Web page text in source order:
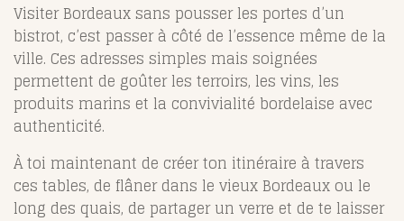
Visiter Bordeaux sans pousser les portes d’un
bistrot, c’est passer à côté de l’essence même de la
ville. Ces adresses simples mais soignées
permettent de goûter les terroirs, les vins, les
produits marins et la convivialité bordelaise avec
authenticité.
À toi maintenant de créer ton itinéraire à travers
ces tables, de flâner dans le vieux Bordeaux ou le
long des quais, de partager un verre et de te laisser